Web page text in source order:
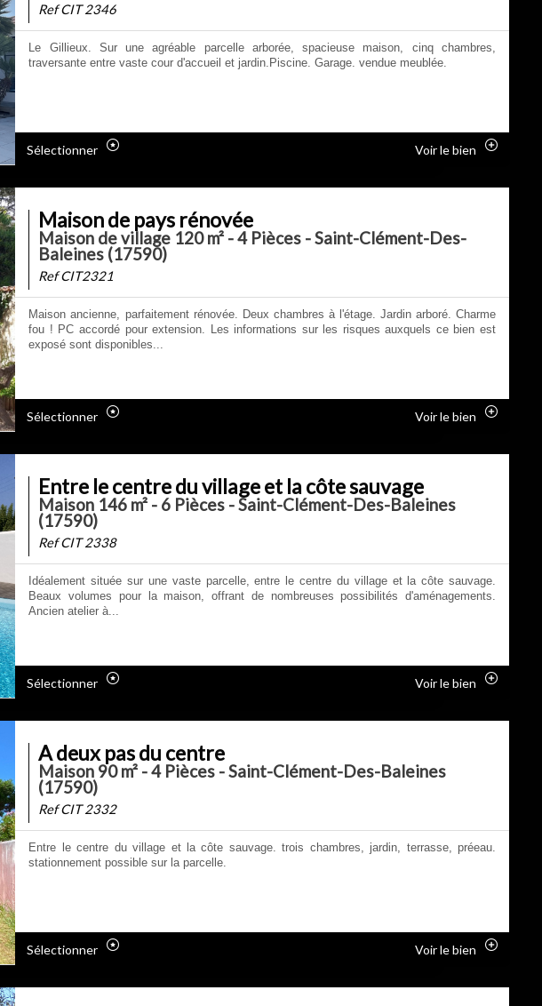
Ref CIT 2346
Le Gillieux. Sur une agréable parcelle arborée, spacieuse maison, cinq chambres,
traversante entre vaste cour d'accueil et jardin.Piscine. Garage. vendue meublée.
Sélectionner Voir le bien
Maison de pays rénovée
Maison de village 120 m² - 4 Pièces - Saint-Clément-Des-
Baleines (17590)
Ref CIT2321
Maison ancienne, parfaitement rénovée. Deux chambres à l'étage. Jardin arboré. Charme
fou ! PC accordé pour extension. Les informations sur les risques auxquels ce bien est
exposé sont disponibles...
Sélectionner Voir le bien
Entre le centre du village et la côte sauvage
Maison 146 m² - 6 Pièces - Saint-Clément-Des-Baleines
(17590)
Ref CIT 2338
Idéalement située sur une vaste parcelle, entre le centre du village et la côte sauvage.
Beaux volumes pour la maison, offrant de nombreuses possibilités d'aménagements.
Ancien atelier à...
Sélectionner Voir le bien
A deux pas du centre
Maison 90 m² - 4 Pièces - Saint-Clément-Des-Baleines
(17590)
Ref CIT 2332
Entre le centre du village et la côte sauvage. trois chambres, jardin, terrasse, préeau.
stationnement possible sur la parcelle.
Sélectionner Voir le bien